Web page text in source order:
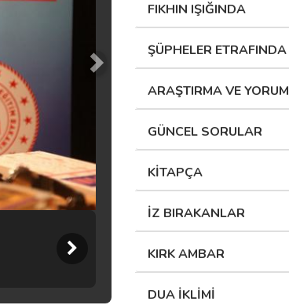
FIKHIN IŞIĞINDA
ŞÜPHELER ETRAFINDA
ARAŞTIRMA VE YORUM
GÜNCEL SORULAR
KİTAPÇA
İZ BIRAKANLAR
KIRK AMBAR
DUA İKLİMİ